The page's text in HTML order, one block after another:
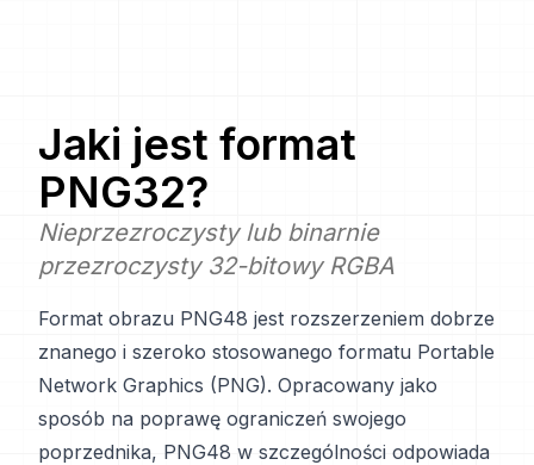
Jaki jest format
PNG32?
Nieprzezroczysty lub binarnie
przezroczysty 32-bitowy RGBA
Format obrazu PNG48 jest rozszerzeniem dobrze
znanego i szeroko stosowanego formatu Portable
Network Graphics (PNG). Opracowany jako
sposób na poprawę ograniczeń swojego
poprzednika, PNG48 w szczególności odpowiada